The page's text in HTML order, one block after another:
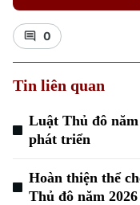
0
Tin liên quan
Luật Thủ đô
phát triển
Hoàn thiện thể
Thủ đô năm 2026